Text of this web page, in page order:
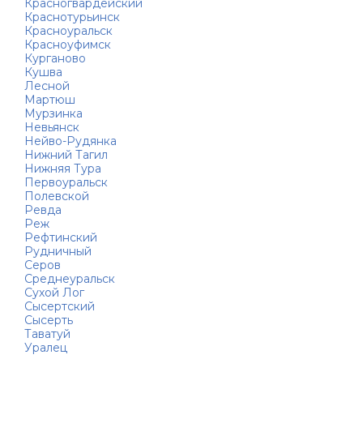
Красногвардейский
Краснотурьинск
Красноуральск
Красноуфимск
Курганово
Кушва
Лесной
Мартюш
Мурзинка
Невьянск
Нейво-Рудянка
Нижний Тагил
Нижняя Тура
Первоуральск
Полевской
Ревда
Реж
Рефтинский
Рудничный
Серов
Среднеуральск
Сухой Лог
Сысертский
Сысерть
Таватуй
Уралец